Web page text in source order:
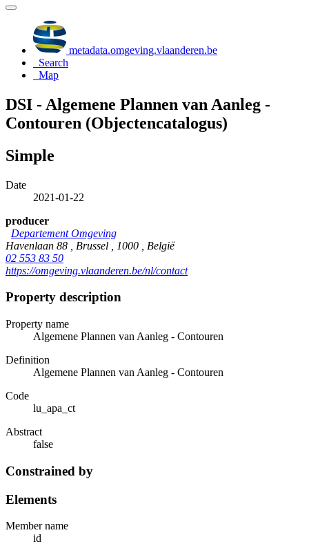
metadata.omgeving.vlaanderen.be
Search
Map
DSI - Algemene Plannen van Aanleg -
Contouren (Objectencatalogus)
Simple
Date
2021-01-22
producer
Departement Omgeving
Havenlaan 88 , Brussel , 1000 , België
02 553 83 50
https://omgeving.vlaanderen.be/nl/contact
Property description
Property name
Algemene Plannen van Aanleg - Contouren
Definition
Algemene Plannen van Aanleg - Contouren
Code
lu_apa_ct
Abstract
false
Constrained by
Elements
Member name
id